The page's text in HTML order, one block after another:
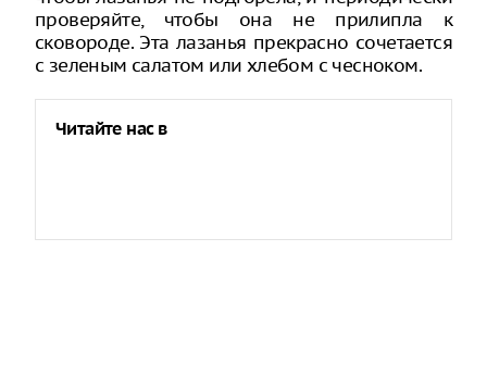
проверяйте, чтобы она не прилипла к
сковороде. Эта лазанья прекрасно сочетается
с зеленым салатом или хлебом с чесноком.
Читайте нас в